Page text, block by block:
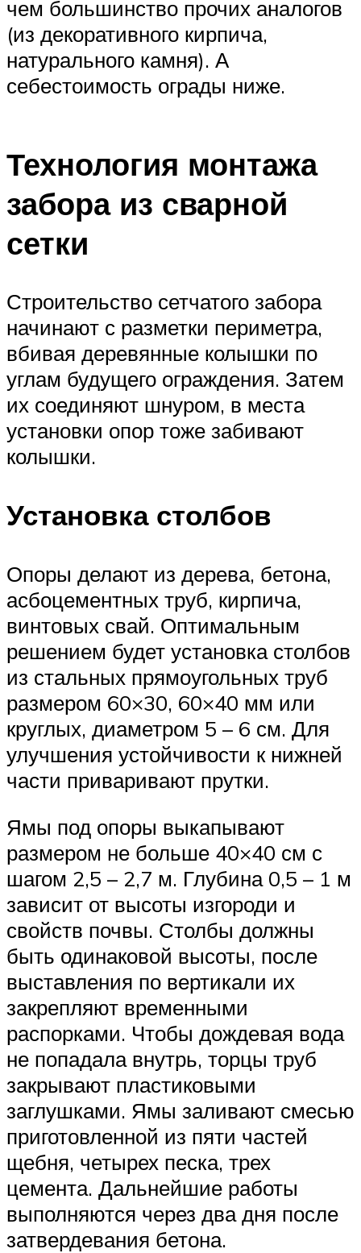
чем большинство прочих аналогов
(из декоративного кирпича,
натурального камня). А
себестоимость ограды ниже.
Технология монтажа
забора из сварной
сетки
Строительство сетчатого забора
начинают с разметки периметра,
вбивая деревянные колышки по
углам будущего ограждения. Затем
их соединяют шнуром, в места
установки опор тоже забивают
колышки.
Установка столбов
Опоры делают из дерева, бетона,
асбоцементных труб, кирпича,
винтовых свай. Оптимальным
решением будет установка столбов
из стальных прямоугольных труб
размером 60×30, 60×40 мм или
круглых, диаметром 5 – 6 см. Для
улучшения устойчивости к нижней
части приваривают прутки.
Ямы под опоры выкапывают
размером не больше 40×40 см с
шагом 2,5 – 2,7 м. Глубина 0,5 – 1 м
зависит от высоты изгороди и
свойств почвы. Столбы должны
быть одинаковой высоты, после
выставления по вертикали их
закрепляют временными
распорками. Чтобы дождевая вода
не попадала внутрь, торцы труб
закрывают пластиковыми
заглушками. Ямы заливают смесью
приготовленной из пяти частей
щебня, четырех песка, трех
цемента. Дальнейшие работы
выполняются через два дня после
затвердевания бетона.